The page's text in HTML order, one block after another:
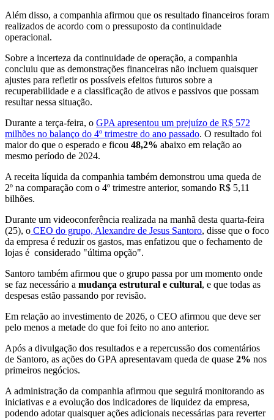
Além disso, a companhia afirmou que os resultado financeiros foram
realizados de acordo com o pressuposto da continuidade
operacional.
Sobre a incerteza da continuidade de operação, a companhia
concluiu que as demonstrações financeiras não incluem quaisquer
ajustes para refletir os possíveis efeitos futuros sobre a
recuperabilidade e a classificação de ativos e passivos que possam
resultar nessa situação.
Durante a terça-feira, o GPA apresentou um prejuízo de R$ 572
milhões no balanço do 4º trimestre do ano passado. O resultado foi
maior do que o esperado e ficou 48,2% abaixo em relação ao
mesmo período de 2024.
A receita líquida da companhia também demonstrou uma queda de
2º na comparação com o 4º trimestre anterior, somando R$ 5,11
bilhões.
Durante um videoconferência realizada na manhã desta quarta-feira
(25), o CEO do grupo, Alexandre de Jesus Santoro, disse que o foco
da empresa é reduzir os gastos, mas enfatizou que o fechamento de
lojas é considerado "última opção".
Santoro também afirmou que o grupo passa por um momento onde
se faz necessário a mudança estrutural e cultural, e que todas as
despesas estão passando por revisão.
Em relação ao investimento de 2026, o CEO afirmou que deve ser
pelo menos a metade do que foi feito no ano anterior.
Após a divulgação dos resultados e a repercussão dos comentários
de Santoro, as ações do GPA apresentavam queda de quase 2% nos
primeiros negócios.
A administração da companhia afirmou que seguirá monitorando as
iniciativas e a evolução dos indicadores de liquidez da empresa,
podendo adotar quaisquer ações adicionais necessárias para reverter